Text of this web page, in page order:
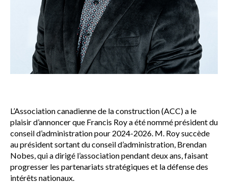
L’Association canadienne de la construction (ACC) a le
plaisir d’annoncer que Francis Roy a été nommé président du
conseil d’administration pour 2024-2026. M. Roy succède
au président sortant du conseil d’administration, Brendan
Nobes, qui a dirigé l’association pendant deux ans, faisant
progresser les partenariats stratégiques et la défense des
intérêts nationaux.